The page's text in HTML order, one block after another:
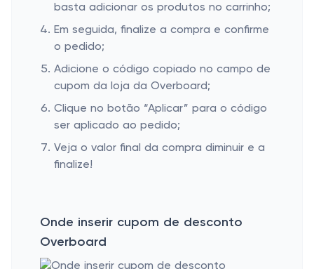
basta adicionar os produtos no carrinho;
Em seguida, finalize a compra e confirme
o pedido;
Adicione o código copiado no campo de
cupom da loja da Overboard;
Clique no botão “Aplicar” para o código
ser aplicado ao pedido;
Veja o valor final da compra diminuir e a
finalize!
Onde inserir cupom de desconto
Overboard